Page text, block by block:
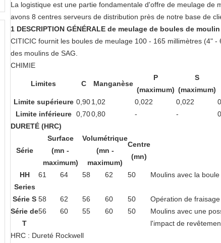
La logistique est une partie fondamentale d'offre de meulage de
avons 8 centres serveurs de distribution près de notre base de
1 DESCRIPTION GÉNÉRALE de meulage de boules de moulin
CITICIC fournit les boules de meulage 100 - 165 millimètres (4"
des moulins de SAG.
CHIMIE
Limites C Manganèse
P
(maximum)
S
(maximum)
Limite supérieure 0,901,02 0,022 0,022
Limite inférieure 0,700,80 - -
DURETÉ (HRC)
Série
Surface
(mn -
maximum)
Volumétrique
(mn -
maximum)
Centre
(mn)
HH
Series
61 64 58 62 50 Moulins avec la
Série S 58 62 56 60 50
Opération de
Série de
T
56 60 55 60 50
Moulins avec une
l'impact de
HRC : Dureté Rockwell